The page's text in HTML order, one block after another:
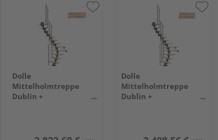
Dolle
Mittelholmtreppe
Dublin +
Metallkomp anthrazit
Dolle
Mittelholmtreppe
Dublin +
Metallkomp anthrazit